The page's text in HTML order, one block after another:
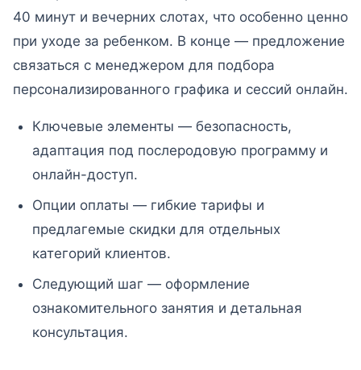
40 минут и вечерних слотах, что особенно ценно
при уходе за ребенком. В конце — предложение
связаться с менеджером для подбора
персонализированного графика и сессий онлайн.
Ключевые элементы — безопасность,
адаптация под послеродовую программу и
онлайн-доступ.
Опции оплаты — гибкие тарифы и
предлагемые скидки для отдельных
категорий клиентов.
Следующий шаг — оформление
ознакомительного занятия и детальная
консультация.